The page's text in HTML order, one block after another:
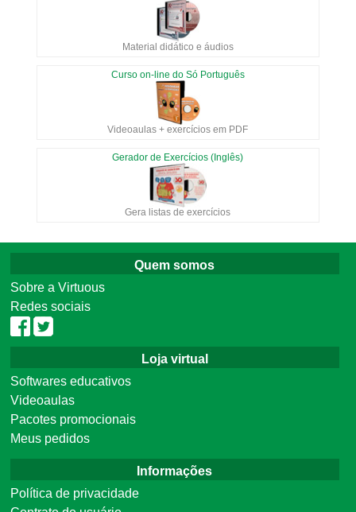
Material didático e áudios
Curso on-line do Só Português
Videoaulas + exercícios em PDF
Gerador de Exercícios (Inglês)
Gera listas de exercícios
Quem somos
Sobre a Virtuous
Redes sociais
Loja virtual
Softwares educativos
Videoaulas
Pacotes promocionais
Meus pedidos
Informações
Política de privacidade